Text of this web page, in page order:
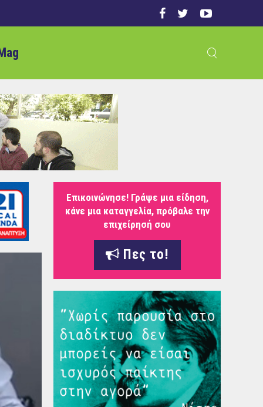
Επικοινώνησε! Γράψε μια είδηση,
κάνε μια καταγγελία, πρόβαλε την
επιχείρησή σου
Πες το!